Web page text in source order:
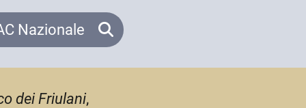
Nazionale
dei Friulani,